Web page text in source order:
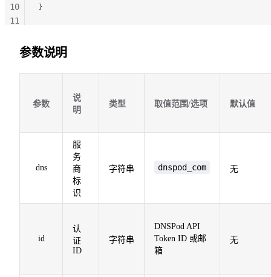
}
10
11
参数说明
参数
说
明
类型 取值范围/选项 默认值
dns
服
务
商
标
识
字符串 dnspod_com 无
id
认
证
ID
字符串
DNSPod API
Token ID 或邮
箱
无